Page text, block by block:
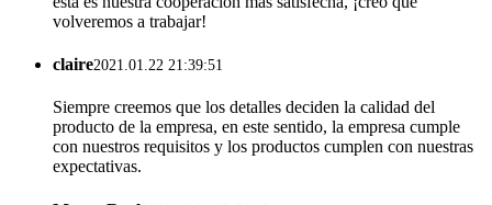
volveremos a trabajar!
claire2021.01.22 21:39:51
Siempre creemos que los detalles deciden la calidad del
producto de la empresa, en este sentido, la empresa cumple
con nuestros requisitos y los productos cumplen con nuestras
expectativas.